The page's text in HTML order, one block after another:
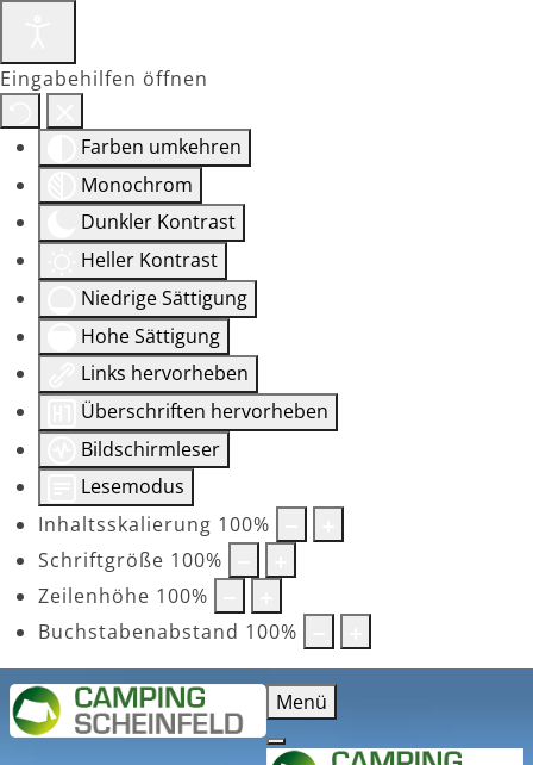
Eingabehilfen öffnen
Farben umkehren
Monochrom
Dunkler Kontrast
Heller Kontrast
Niedrige Sättigung
Hohe Sättigung
Links hervorheben
Überschriften hervorheben
Bildschirmleser
Lesemodus
Inhaltsskalierung 100%
Schriftgröße 100%
Zeilenhöhe 100%
Buchstabenabstand 100%
Menü